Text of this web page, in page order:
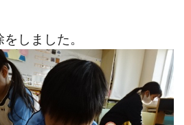
しました。